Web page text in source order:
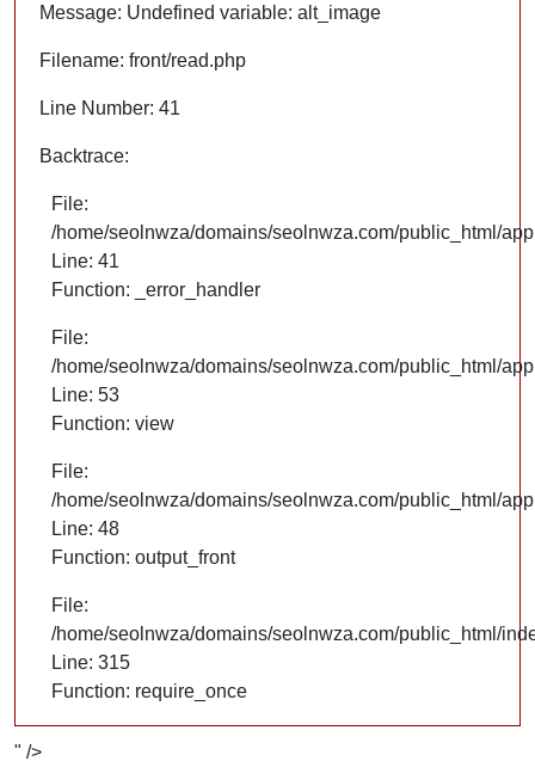
Message: Undefined variable: alt_image
Filename: front/read.php
Line Number: 41
Backtrace:
File:
/home/seolnwza/domains/seolnwza.com/public_html/
Line: 41
Function: _error_handler
File:
/home/seolnwza/domains/seolnwza.com/public_html/
Line: 53
Function: view
File:
/home/seolnwza/domains/seolnwza.com/public_html/
Line: 48
Function: output_front
File:
/home/seolnwza/domains/seolnwza.com/public_html/
Line: 315
Function: require_once
" />